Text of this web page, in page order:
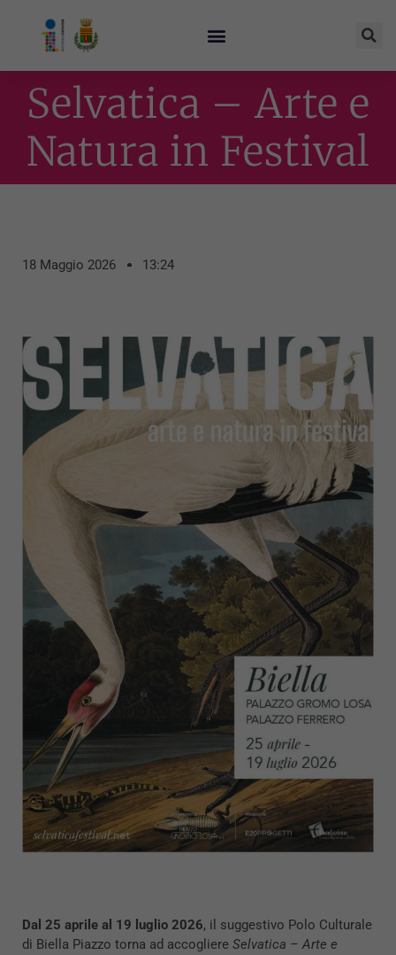
Selvatica – Arte e
Natura in Festival
18 Maggio 2026 13:24
Dal 25 aprile al 19 luglio 2026, il suggestivo Polo Culturale
di Biella Piazzo torna ad accogliere Selvatica – Arte e